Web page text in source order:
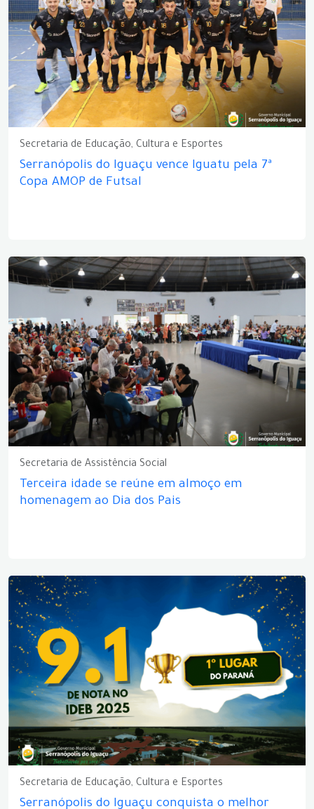
Secretaria de Educação, Cultura e Esportes
Serranópolis do Iguaçu vence Iguatu pela 7ª
Copa AMOP de Futsal
Secretaria de Assistência Social
Terceira idade se reúne em almoço em
homenagem ao Dia dos Pais
Secretaria de Educação, Cultura e Esportes
Serranópolis do Iguaçu conquista o melhor